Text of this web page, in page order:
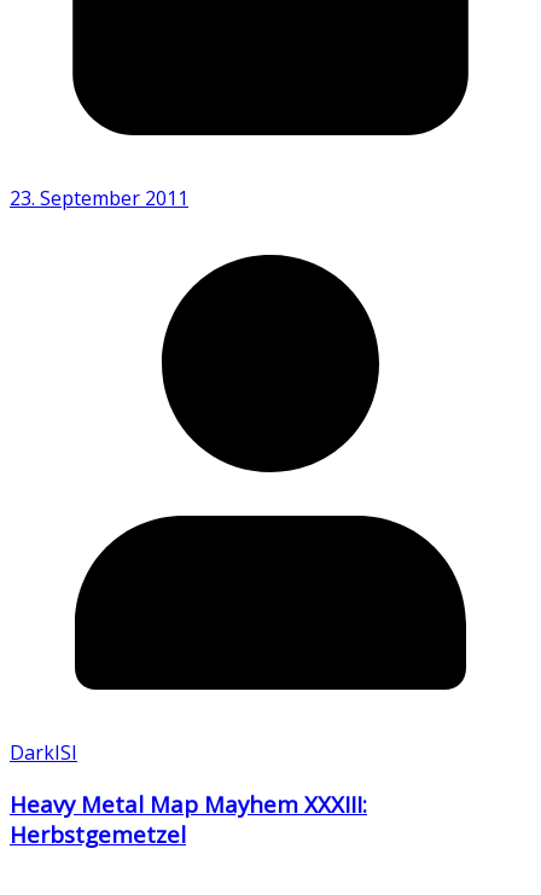
23. September 2011
DarkISI
Heavy Metal Map Mayhem XXXIII:
Herbstgemetzel